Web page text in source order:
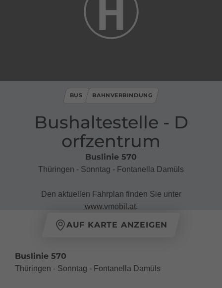
Bushaltestelle ​-​ D
orfzentrum
BUS BAHNVERBINDUNG
Buslinie 570
Thüringen - Sonntag - Fontanella Damüls
Den aktuellen Fahrplan finden Sie unter
www.vmobil.at.
AUF KARTE ANZEIGEN
Buslinie 570
Thüringen - Sonntag - Fontanella Damüls